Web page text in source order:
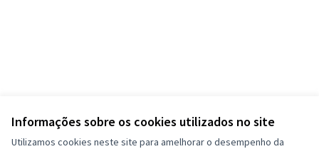
Informações sobre os cookies utilizados no site
Utilizamos cookies neste site para amelhorar o desempenho da